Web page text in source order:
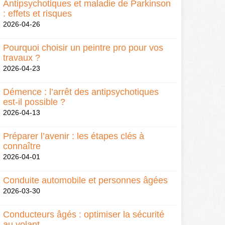
Antipsychotiques et maladie de Parkinson
: effets et risques
2026-04-26
Pourquoi choisir un peintre pro pour vos
travaux ?
2026-04-23
Démence : l’arrêt des antipsychotiques
est-il possible ?
2026-04-13
Préparer l’avenir : les étapes clés à
connaître
2026-04-01
Conduite automobile et personnes âgées
2026-03-30
Conducteurs âgés : optimiser la sécurité